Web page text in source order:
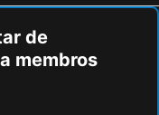
de
membros